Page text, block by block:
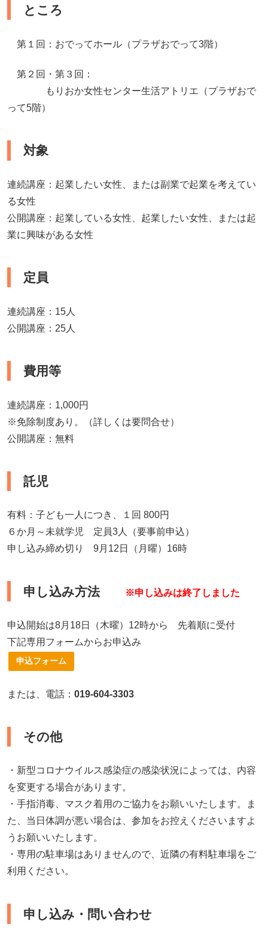
ところ
第１回：おでってホール（プラザおでって3階）
第２回・第３回：
もりおか女性センター生活アトリエ（プラザおで
って5階）
対象
連続講座：起業したい女性、または副業で起業を考えてい
る女性
公開講座：起業している女性、起業したい女性、または起
業に興味がある女性
定員
連続講座：15人
公開講座：25人
費用等
連続講座：1,000円
※免除制度あり。（詳しくは要問合せ）
公開講座：無料
託児
有料：子ども一人につき、１回 800円
６か月～未就学児 定員3人（要事前申込）
申し込み締め切り 9月12日（月曜）16時
申し込み方法 ※申し込みは終了しました
申込開始は8月18日（木曜）12時から 先着順に受付
下記専用フォームからお申込み
申込フォーム
または、電話： 019-604-3303
その他
・新型コロナウイルス感染症の感染状況によっては、内容
を変更する場合があります。
・手指消毒、マスク着用のご協力をお願いいたします。ま
た、当日体調が悪い場合は、参加をお控えくださいますよ
うお願いいたします。
・専用の駐車場はありませんので、近隣の有料駐車場をご
利用ください。
申し込み・問い合わせ